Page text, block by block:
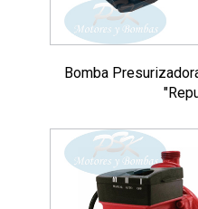
Bomba